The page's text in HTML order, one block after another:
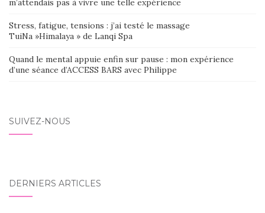
m’attendais pas à vivre une telle expérience
Stress, fatigue, tensions : j’ai testé le massage
TuiNa »Himalaya » de Lanqi Spa
Quand le mental appuie enfin sur pause : mon expérience
d’une séance d’ACCESS BARS avec Philippe
SUIVEZ-NOUS
DERNIERS ARTICLES